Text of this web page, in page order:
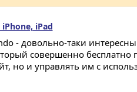
iPad
- довольно-таки
совершенно бесплатно
но и управлять им с